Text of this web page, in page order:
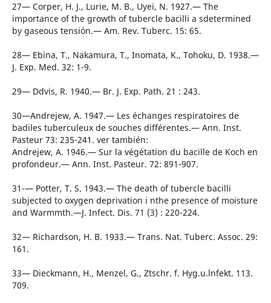
27— Corper, H. J., Lurie, M. B., Uyei, N. 1927.— The
importance of the growth of tubercle bacilli a sdetermined
by gaseous tensión.— Am. Rev. Tuberc. 15: 65.
28— Ebina, T., Nakamura, T., Inomata, K., Tohoku, D. 1938.—
J. Exp. Med. 32: 1-9.
29— Ddvis, R. 1940.— Br. J. Exp. Path. 21 : 243.
30—Andrejew, A. 1947.— Les échanges respiratoires de
badiles tuberculeux de souches différentes.— Ann. Inst.
Pasteur 73: 235-241. ver también:
Andrejew, A. 1946.— Sur la végétation du bacille de Koch en
profondeur.— Ann. Inst. Pasteur. 72: 891-907.
31-— Potter, T. S. 1943.— The death of tubercle bacilli
subjected to oxygen deprivation i nthe presence of moisture
and Warmmth.—J. Infect. Dis. 71 (3) : 220-224.
32— Richardson, H. B. 1933.— Trans. Nat. Tuberc. Assoc. 29:
161.
33— Dieckmann, H., Menzel, G., Ztschr. f. Hyg.u.lnfekt. 113.
709.